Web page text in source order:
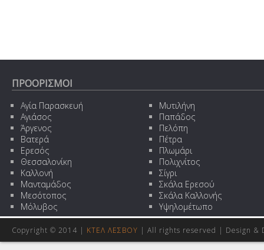
ΠΡΟΟΡΙΣΜΟΙ
Αγία Παρασκευή
Αγιάσος
Άργενος
Βατερά
Ερεσός
Θεσσαλονίκη
Καλλονή
Μανταμάδος
Μεσότοπος
Μόλυβος
Μυτιλήνη
Παπάδος
Πελόπη
Πέτρα
Πλωμάρι
Πολιχνίτος
Σίγρι
Σκάλα Ερεσού
Σκάλα Καλλονής
Υψηλομέτωπο
Copyright © 2014 | ΚΤΕΛ ΛΕΣΒΟΥ | All rights reserved | Design &